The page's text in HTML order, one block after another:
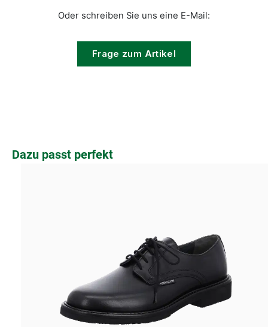
Oder schreiben Sie uns eine E-Mail:
Frage zum Artikel
Produktgalerie überspringen
Dazu passt perfekt